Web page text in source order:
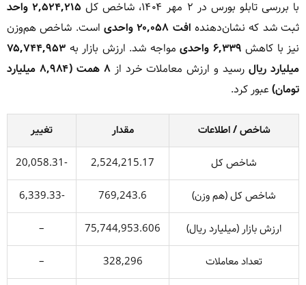
با بررسی تابلو بورس در ۲ مهر ۱۴۰۴، شاخص کل
۲,۵۲۴,۲۱۵ واحد
ثبت شد که نشان‌دهنده افت ۲۰,۰۵۸ واحدی
است. شاخص هم‌وزن
نیز با کاهش ۶,۳۳۹ واحدی مواجه شد. ارزش بازار به ۷۵,۷۴۴,۹۵۳
میلیارد ریالرسید و ارزش معاملات خرد از
۸ همت (۸,۹۸۴ میلیارد
تومان) عبور کرد.
شاخص / اطلاعات مقدار
تغییر
شاخص کل
2,524,215.17
-20,058.31
شاخص کل (هم وزن)
769,243.6
-6,339.33
ارزش بازار (میلیارد ریال)
75,744,953.606
–
تعداد معاملات
328,296
–